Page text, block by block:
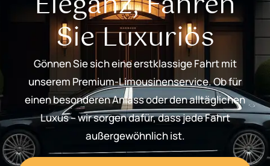
Sie Luxuriös
Gönnen Sie sich eine erstklassige Fahrt mit
unserem Premium-Limousinenservice. Ob für
einen besonderen Anlass oder den alltäglichen
Luxus – wir sorgen dafür, dass jede Fahrt
außergewöhnlich ist.